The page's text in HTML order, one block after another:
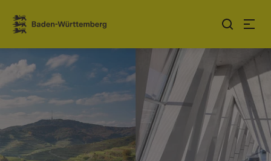
Sauter au contenu
Link zur Startseite